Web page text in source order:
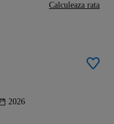
2026
Calculeaza rata